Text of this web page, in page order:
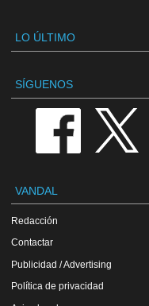
LO ÚLTIMO
SÍGUENOS
VANDAL
Redacción
Contactar
Publicidad / Advertising
Política de privacidad